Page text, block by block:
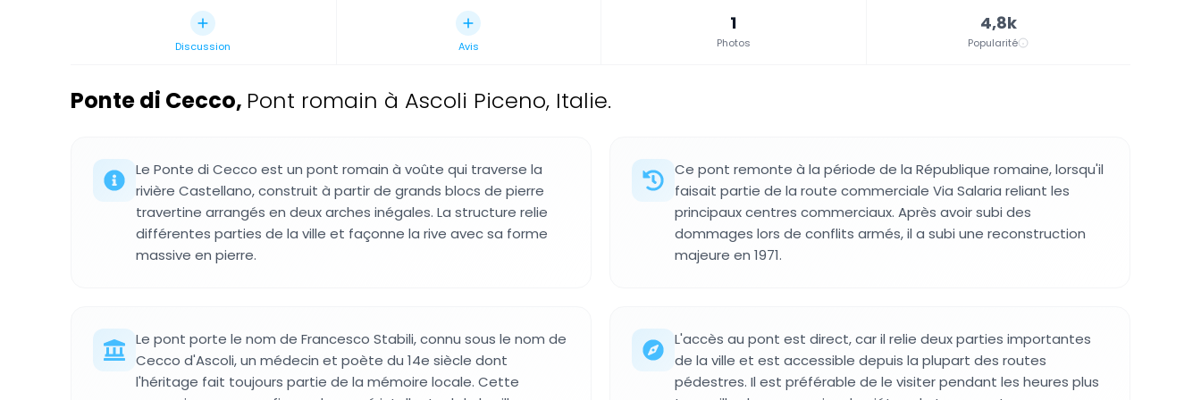
Discussion Avis
1
Photos
4,8k
Popularité
Ponte di Cecco, Pont romain à Ascoli Piceno, Italie.
Le Ponte di Cecco est un pont romain à voûte qui traverse la
rivière Castellano, construit à partir de grands blocs de pierre
travertine arrangés en deux arches inégales. La structure relie
différentes parties de la ville et façonne la rive avec sa forme
massive en pierre.
Ce pont remonte à la période de la République romaine, lorsqu'il
faisait partie de la route commerciale Via Salaria reliant les
principaux centres commerciaux. Après avoir subi des
dommages lors de conflits armés, il a subi une reconstruction
majeure en 1971.
Le pont porte le nom de Francesco Stabili, connu sous le nom de
Cecco d'Ascoli, un médecin et poète du 14e siècle dont
l'héritage fait toujours partie de la mémoire locale. Cette
L'accès au pont est direct, car il relie deux parties importantes
de la ville et est accessible depuis la plupart des routes
pédestres. Il est préférable de le visiter pendant les heures plus